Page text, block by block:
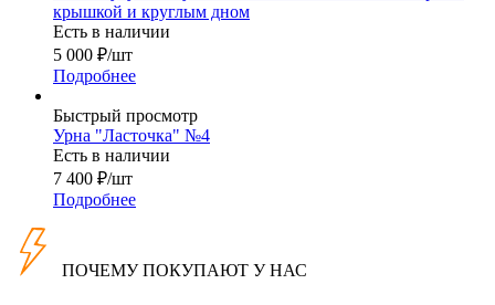
крышкой и круглым дном
Есть в наличии
5 000 ₽/шт
Подробнее
Быстрый просмотр
Урна "Ласточка" №4
Есть в наличии
7 400 ₽/шт
Подробнее
ПОЧЕМУ ПОКУПАЮТ У НАС